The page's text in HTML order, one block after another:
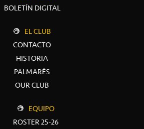
BOLETÍN DIGITAL
EL CLUB
CONTACTO
HISTORIA
PALMARÉS
OUR CLUB
EQUIPO
ROSTER 25-26